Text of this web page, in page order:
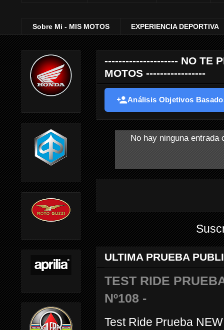
Sobre Mi - MIS MOTOS EXPERIENCIA DEPORTIVA
--------------------- NO TE
MOTOS -----------------
Análisis Objetivos
No hay ninguna entrada
ULTIMA PRUEBA
TEST RIDE
Nº108 -
Test Ride Prueba